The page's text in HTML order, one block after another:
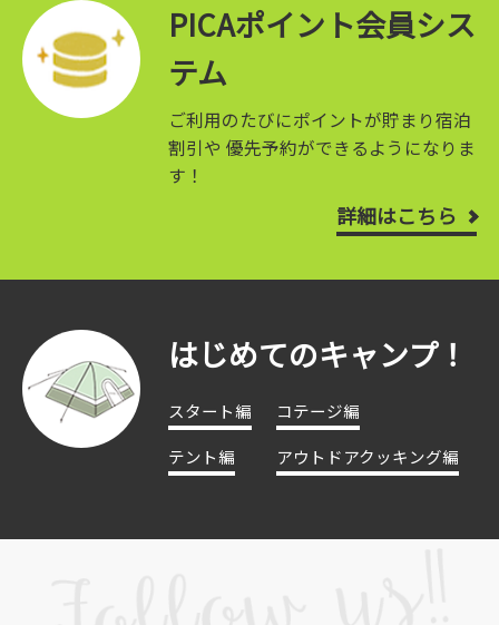
PICAポイント会員シス
テム
ご利用のたびにポイントが貯まり宿泊
割引や 優先予約ができるようになりま
す！
詳細はこちら
はじめてのキャンプ！
スタート編
コテージ編
テント編
アウトドアクッキング編